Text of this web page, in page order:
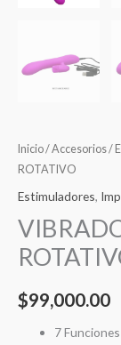
Inicio/Accesorios/
ROTATIVO
Estimuladores,
$99,000.00
7